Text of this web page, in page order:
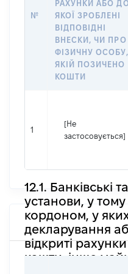
№
РАХУНКИ АБО ДО
ЯКОЇ ЗРОБЛЕНІ
ВІДПОВІДНІ
ВНЕСКИ, ЧИ ПРО
ФІЗИЧНУ ОСОБУ,
ЯКІЙ ПОЗИЧЕНО
КОШТИ
1
[Не
застосовується]
12.1. Банківські
установи, у тому
кордоном, у
декларування
відкриті
кошти, інше